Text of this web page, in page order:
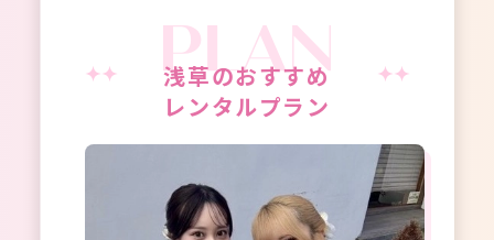
浅草のおすすめ
レンタルプラン